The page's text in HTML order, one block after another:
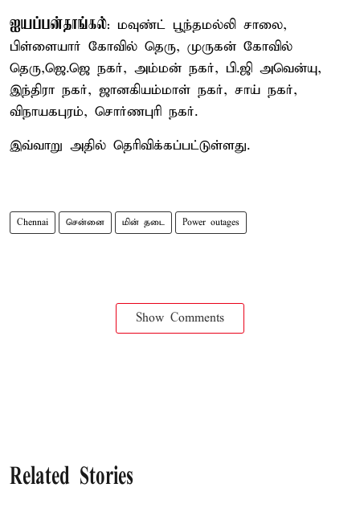
ஐயப்பன்தாங்கல்: மவுண்ட் பூந்தமல்லி சாலை,
பிள்ளையார் கோவில் தெரு, முருகன் கோவில்
தெரு,ஜெ.ஜெ நகர், அம்மன் நகர், பி.ஜி அவென்யு,
இந்திரா நகர், ஜானகியம்மாள் நகர், சாய் நகர்,
விநாயகபுரம், சொர்ணபுரி நகர்.
இவ்வாறு அதில் தெரிவிக்கப்பட்டுள்ளது.
Chennai சென்னை மின் தடை Power outages
Show Comments
Related Stories